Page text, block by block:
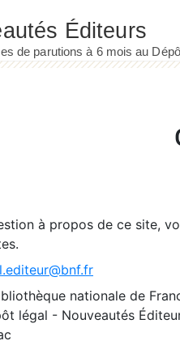
à propos de ce site,
nationale de
légal - Nouveautés